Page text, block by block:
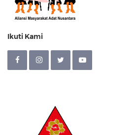
Ikuti Kami